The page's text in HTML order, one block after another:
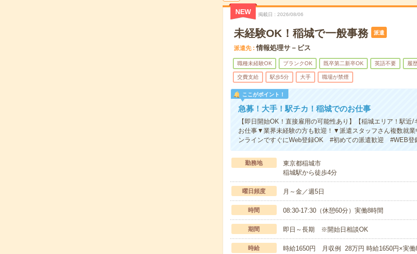
NEW 掲載日 2026/08/06
未経験OK！稲城で一般事務 派遣
派遣先 情報処理サ－ビス
職種未経験OK ブランクOK 既卒第二新卒OK 英語不要 履
交費支給 駅歩5分 大手 職場が禁煙
ここがポイント！
急募！大手！駅チカ！稲城でのお仕事
【即日開始OK！直接雇用の可能性あり】【稲城エリア！駅
お仕事▼業界未経験の方も歓迎！▼派遣スタッフさん複数就
ンラインですぐにWeb登録OK #初めての派遣歓迎 #WEB登
勤務地
東京都稲城市
稲城駅から徒歩4分
曜日頻度 月～金／週5日
時間 08:30-17:30（休憩60分）実働8時間
期間 即日～長期 ※開始日相談OK
時給 時給1650円 月収例 28万円 時給1650円×実